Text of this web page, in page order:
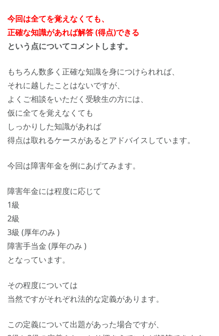
今回は全てを覚えなくても、
正確な知識があれば解答 (得点)できる
という点についてコメントします。
もちろん数多く正確な知識を身につけられれば、
それに越したことはないですが、
よくご相談をいただく受験生の方には、
仮に全てを覚えなくても
しっかりした知識があれば
得点は取れるケースがあるとアドバイスしています。
今回は障害年金を例にあげてみます。
障害年金には程度に応じて
1級
2級
3級 (厚年のみ )
障害手当金 (厚年のみ )
となっています。
その程度については
当然ですがそれぞれ法的な定義があります。
この定義について出題があった場合ですが、